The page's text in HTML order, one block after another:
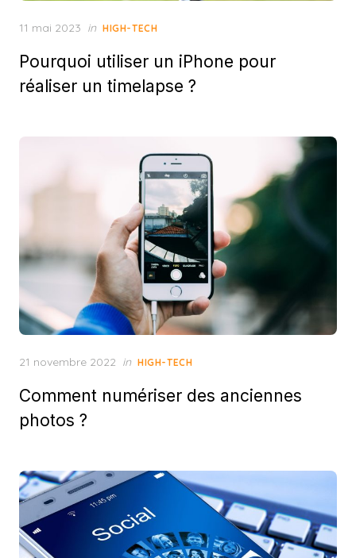
Posted
11 mai 2023 in HIGH-TECH
Pourquoi utiliser un iPhone pour
réaliser un timelapse ?
Posted
21 novembre 2022 in HIGH-TECH
Comment numériser des anciennes
photos ?